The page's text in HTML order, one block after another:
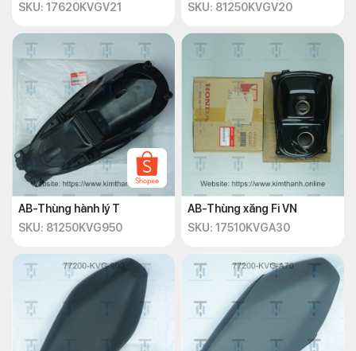
SKU: 17620KVGV21
SKU: 81250KVGV20
AB-Thùng hành lý T
SKU: 81250KVG950
AB-Thùng xăng Fi VN
SKU: 17510KVGA30